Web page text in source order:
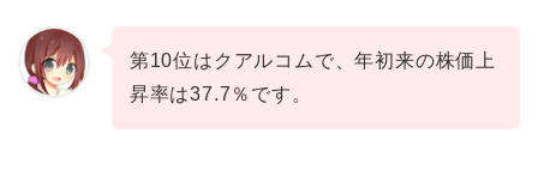
第10位はクアルコムで、年初来の株価上
昇率は37.7％です。